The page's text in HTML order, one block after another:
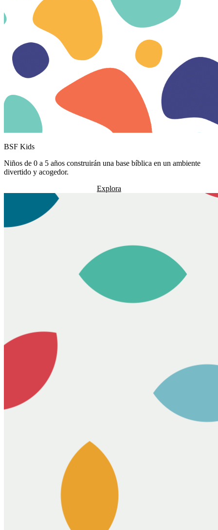
BSF Kids
Niños de 0 a 5 años construirán una base bíblica en un ambiente
divertido y acogedor.
Explora